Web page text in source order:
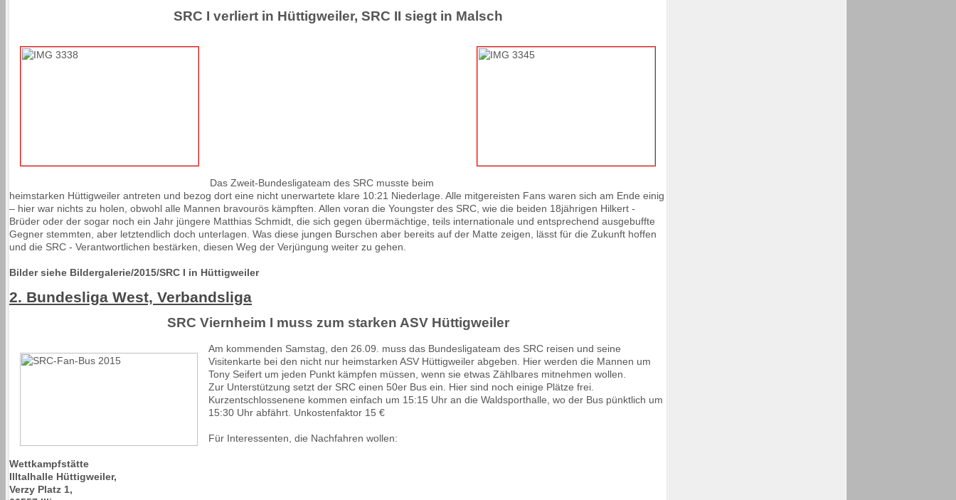
SRC I verliert in Hüttigweiler, SRC II siegt in Malsch
Das Zweit-Bundesligateam des SRC musste beim
heimstarken Hüttigweiler antreten und bezog dort eine nicht unerwartete klare 10:21 Niederlage. Alle mitgereisten Fans waren sich am Ende einig
– hier war nichts zu holen, obwohl alle Mannen bravourös kämpften. Allen voran die Youngster des SRC, wie die beiden 18jährigen Hilkert -
Brüder oder der sogar noch ein Jahr jüngere Matthias Schmidt, die sich gegen übermächtige, teils internationale und entsprechend ausgebuffte
Gegner stemmten, aber letztendlich doch unterlagen. Was diese jungen Burschen aber bereits auf der Matte zeigen, lässt für die Zukunft hoffen
und die SRC - Verantwortlichen bestärken, diesen Weg der Verjüngung weiter zu gehen.
Bilder siehe Bildergalerie/2015/SRC I in Hüttigweiler
2. Bundesliga West, Verbandsliga
SRC Viernheim I muss zum starken ASV Hüttigweiler
Am kommenden Samstag, den 26.09. muss das Bundesligateam des SRC reisen und seine
Visitenkarte bei den nicht nur heimstarken ASV Hüttigweiler abgeben. Hier werden die Mannen um
Tony Seifert um jeden Punkt kämpfen müssen, wenn sie etwas Zählbares mitnehmen wollen.
Zur Unterstützung setzt der SRC einen 50er Bus ein. Hier sind noch einige Plätze frei.
Kurzentschlossenene kommen einfach um 15:15 Uhr an die Waldsporthalle, wo der Bus pünktlich um
15:30 Uhr abfährt. Unkostenfaktor 15 €
Für Interessenten, die Nachfahren wollen:
Wettkampfstätte
Illtalhalle Hüttigweiler,
Verzy Platz 1,